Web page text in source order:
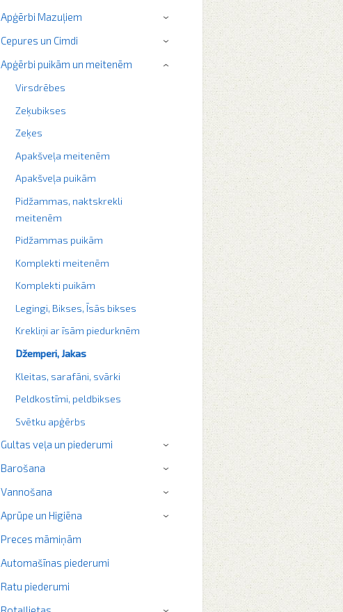
Apģērbi Mazuļiem ›
Cepures un Cimdi ›
Apģērbi puikām un meitenēm
Virsdrēbes
Zeķubikses
Zeķes
Apakšveļa meitenēm
Apakšveļa puikām
Pidžammas, naktskrekli
meitenēm
Pidžammas puikām
Komplekti meitenēm
Komplekti puikām
Legingi, Bikses, Īsās bikses
Krekliņi ar īsām piedurknēm
Džemperi, Jakas
Kleitas, sarafāni, svārki
Peldkostīmi, peldbikses
Svētku apģērbs
›
Gultas veļa un piederumi ›
Barošana ›
Vannošana ›
Aprūpe un Higiēna ›
Preces māmiņām
Automašīnas piederumi
Ratu piederumi
›